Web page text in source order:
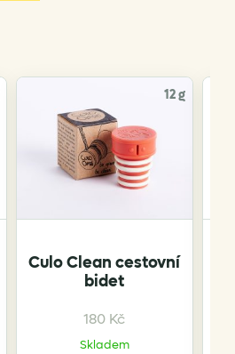
12 g
Culo Clean cestovní
bidet
180 Kč
Skladem